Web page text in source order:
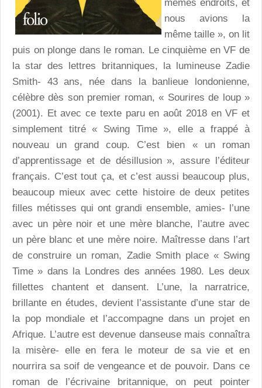
mêmes endroits, et
nous avions la
même taille », on lit
puis on plonge dans le roman. Le cinquième en VF de
la star des lettres britanniques, la lumineuse Zadie
Smith- 43 ans, née dans la banlieue londonienne,
célèbre dès son premier roman, « Sourires de loup »
(2001). Et avec ce texte paru en août 2018 en VF et
simplement titré « Swing Time », elle a frappé à
nouveau un grand coup. C’est bien « un roman
d’apprentissage et de désillusion », assure l’éditeur
français. C’est tout ça, et c’est aussi beaucoup plus,
beaucoup mieux avec cette histoire de deux petites
filles métisses qui ont grandi ensemble, amies- l’une
avec un père noir et une mère blanche, l’autre avec
un père blanc et une mère noire. Maîtresse dans l’art
de construire un roman, Zadie Smith place « Swing
Time » dans la Londres des années 1980. Les deux
fillettes chantent et dansent. L’une, la narratrice,
brillante en études, devient l’assistante d’une star de
la pop mondiale et l’accompagne dans un projet en
Afrique. L’autre est devenue danseuse mais connaîtra
la misère- elle en fera le moteur de sa vie et en
nourrira sa soif de vengeance et de pouvoir. Dans ce
roman de l’écrivaine britannique, on peut pointer